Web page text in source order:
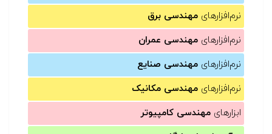
نرم‌افزارهای مهندسی برق
نرم‌افزارهای مهندسی عمران
نرم‌افزارهای مهندسی صنایع
نرم‌افزارهای مهندسی مکانیک
ابزارهای مهندسی کامپیوتر